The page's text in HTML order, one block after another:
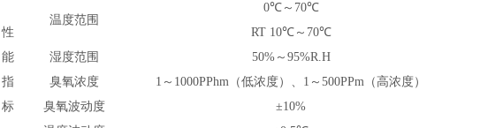
性
能
指
标
温度范围
0℃～70℃
RT 10℃～70℃
湿度范围
50%～95%R.H
臭氧浓度
1 ～1000PPhm（低浓度）、1～500PPm（高浓度）
臭氧波动度
±10%